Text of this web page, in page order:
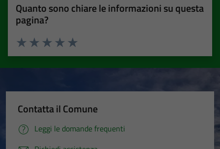
Quanto sono chiare le informazioni su questa
pagina?
Valuta 5 stelle su 5
Valuta 4 stelle su 5
Valuta 3 stelle su 5
Valuta 2 stelle su 5
Valuta 1 stelle su 5
Contatta il Comune
Leggi le domande frequenti